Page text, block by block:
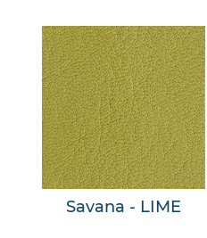
Savana - LIME